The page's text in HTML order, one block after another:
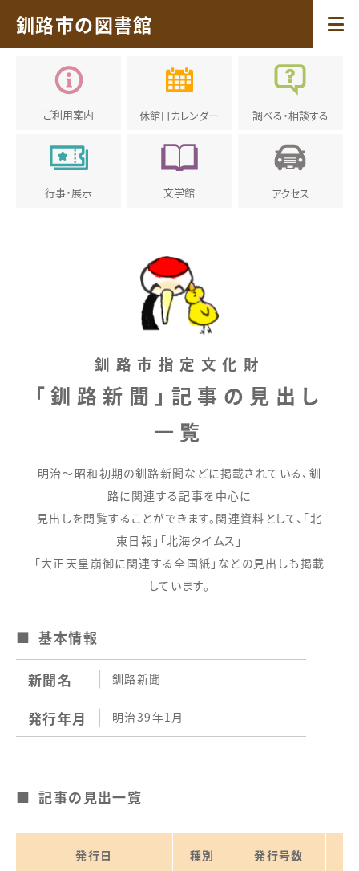
釧路市の図書館
ご利用案内 休館日カレンダー 調べる・相談する
行事・展示 文学館 アクセス
釧路市指定文化財
「釧路新聞」記事の見出し
一覧
明治～昭和初期の釧路新聞などに掲載されている、釧
路に関連する記事を中心に
見出しを閲覧することができます。関連資料として、「北
東日報」「北海タイムス」
「大正天皇崩御に関連する全国紙」などの見出しも掲載
しています。
基本情報
新聞名 釧路新聞
発行年月 明治39年1月
記事の見出一覧
発行日 種別 発行号数